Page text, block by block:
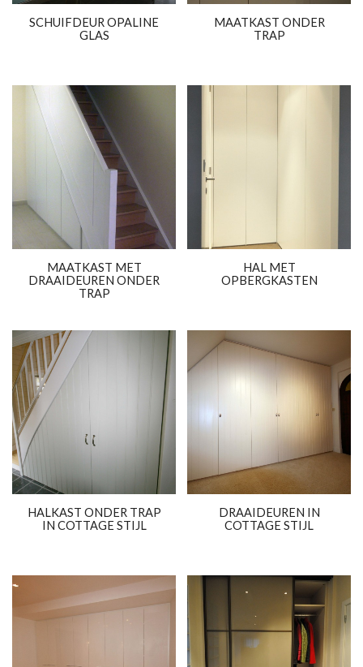
SCHUIFDEUR OPALINE
GLAS
MAATKAST ONDER
TRAP
MAATKAST MET
DRAAIDEUREN ONDER
TRAP
HAL MET
OPBERGKASTEN
HALKAST ONDER TRAP
IN COTTAGE STIJL
DRAAIDEUREN IN
COTTAGE STIJL